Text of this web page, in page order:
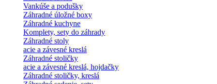
Vankúše a podušky
Záhradné úložné boxy
Záhradné kuchyne
Komplety, sety do záhrady
Záhradné stoly
acie a závesné kreslá
Záhradné stoličky
acie a závesné kreslá, hojdačky
Záhradné stoličky, kreslá